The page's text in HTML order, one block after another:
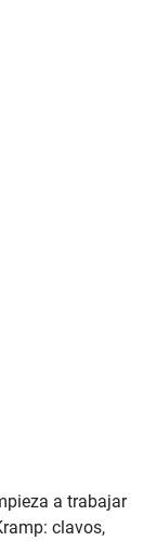
a trabajar
clavos,